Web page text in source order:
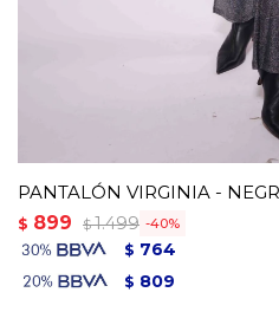
PANTALÓN VIRGINIA -
$ 899 $ 1.499 40
$ 764
$ 809